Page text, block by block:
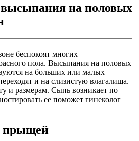
на половых
беспокоят многих
пола. Высыпания на половых
на больших или малых
и на слизистую влагалища.
и размерам. Сыпь возникает по
ее поможет гинеколог
прыщей